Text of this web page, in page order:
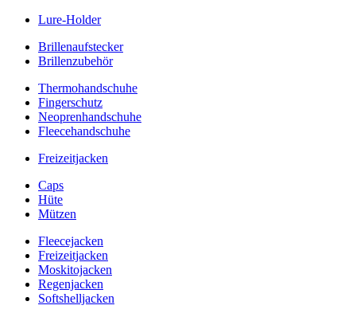
Lure-Holder
Brillenaufstecker
Brillenzubehör
Thermohandschuhe
Fingerschutz
Neoprenhandschuhe
Fleecehandschuhe
Freizeitjacken
Caps
Hüte
Mützen
Fleecejacken
Freizeitjacken
Moskitojacken
Regenjacken
Softshelljacken